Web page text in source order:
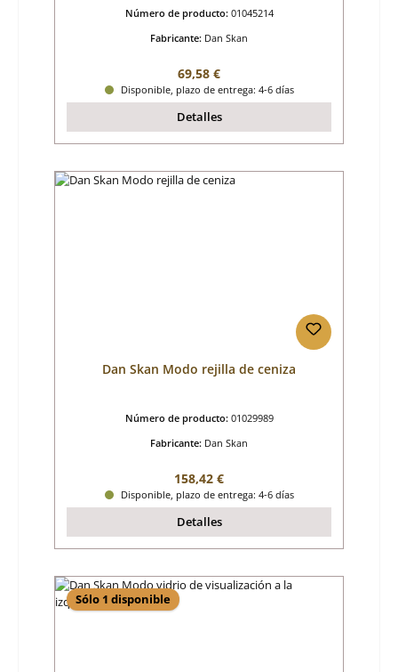
Número de producto: 01045214
Fabricante: Dan Skan
Precio normal:
69,58 €
Disponible, plazo de entrega: 4-6 días
Detalles
Dan Skan Modo rejilla de ceniza
Número de producto: 01029989
Fabricante: Dan Skan
Precio normal:
158,42 €
Disponible, plazo de entrega: 4-6 días
Detalles
Sólo 1 disponible